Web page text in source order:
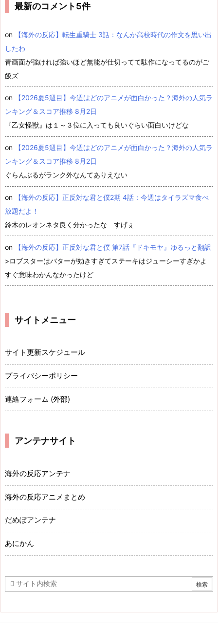
最新のコメント5件
on
【海外の反応】転生重騎士 3話：なんか高校時代の作文を思い出
したわ
青画面が強ければ強いほど無能が仕切ってて駄作になってるのがご
飯ズ
on
【2026夏5週目】今週はどのアニメが面白かった？海外の人気ラ
ンキング＆スコア推移 8月2日
『乙女怪獣』は１～３位に入っても良いぐらい面白いけどな
on
【2026夏5週目】今週はどのアニメが面白かった？海外の人気ラ
ンキング＆スコア推移 8月2日
ぐらんぶるがランク外なんてありえない
on
【海外の反応】正反対な君と僕2期 4話：今週はタイラズマ食べ
放題だよ！
鈴木のレオンネタ良く分かったな すげぇ
on
【海外の反応】正反対な君と僕 第7話『ドキモヤ』ゆるっと翻訳
>ロブスターはバターが効きすぎてステーキはジューシーすぎかよ
すぐ意味わかんなかったけど
サイトメニュー
サイト更新スケジュール
プライバシーポリシー
連絡フォーム (外部)
アンテナサイト
海外の反応アンテナ
海外の反応アニメまとめ
だめぽアンテナ
あにかん